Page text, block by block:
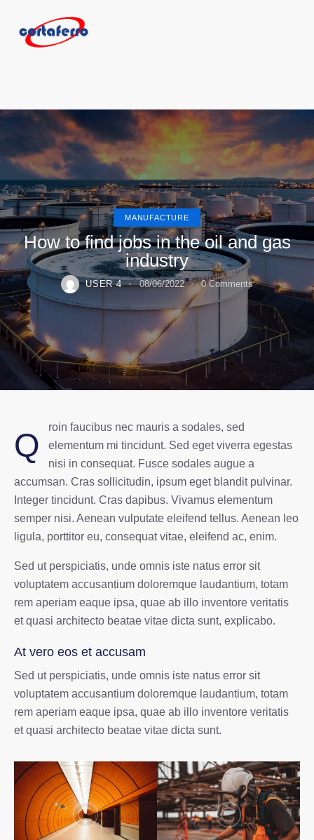
MANUFACTURE
How to find jobs in the oil and gas
industry
USER 4 08/06/2022 0 Comments
Q
roin faucibus nec mauris a sodales, sed
elementum mi tincidunt. Sed eget viverra egestas
nisi in consequat. Fusce sodales augue a
accumsan. Cras sollicitudin, ipsum eget blandit pulvinar.
Integer tincidunt. Cras dapibus. Vivamus elementum
semper nisi. Aenean vulputate eleifend tellus. Aenean leo
ligula, porttitor eu, consequat vitae, eleifend ac, enim.
Sed ut perspiciatis, unde omnis iste natus error sit
voluptatem accusantium doloremque laudantium, totam
rem aperiam eaque ipsa, quae ab illo inventore veritatis
et quasi architecto beatae vitae dicta sunt, explicabo.
At vero eos et accusam
Sed ut perspiciatis, unde omnis iste natus error sit
voluptatem accusantium doloremque laudantium, totam
rem aperiam eaque ipsa, quae ab illo inventore veritatis
et quasi architecto beatae vitae dicta sunt.